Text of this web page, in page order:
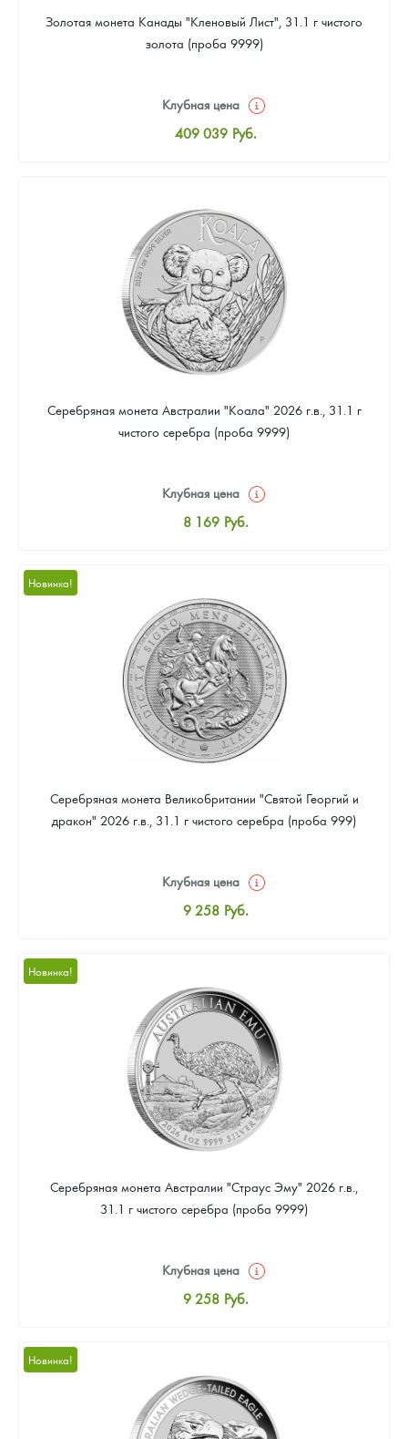
Золотая монета Канады "Кленовый Лист", 31.1 г чистого
золота (проба 9999)
Клубная цена
409 039 Руб.
Цена выкупа
384 869 Руб.
Серебряная монета Австралии "Коала" 2026 г.в., 31.1 г
чистого серебра (проба 9999)
Клубная цена
8 169 Руб.
Цена выкупа
Звоните
Новинка!
Серебряная монета Великобритании "Святой Георгий и
дракон" 2026 г.в., 31.1 г чистого серебра (проба 999)
Клубная цена
9 258 Руб.
Цена выкупа
Звоните
Новинка!
Серебряная монета Австралии "Страус Эму" 2026 г.в.,
31.1 г чистого серебра (проба 9999)
Клубная цена
9 258 Руб.
Цена выкупа
Звоните
Новинка!